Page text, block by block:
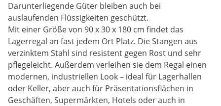
Darunterliegende Güter bleiben auch bei
auslaufenden Flüssigkeiten geschützt.
Mit einer Größe von 90 x 30 x 180 cm findet das
Lagerregal an fast jedem Ort Platz. Die Stangen aus
verzinktem Stahl sind resistent gegen Rost und sehr
pflegeleicht. Außerdem verleihen sie dem Regal einen
modernen, industriellen Look – ideal für Lagerhallen
oder Keller, aber auch für Präsentationsflächen in
Geschäften, Supermärkten, Hotels oder auch in